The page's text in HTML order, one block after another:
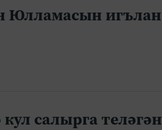
Юлламасын игълан
салырга теләгән